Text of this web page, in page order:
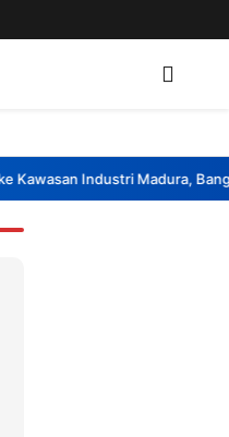
Industri Madura, Bangkalan•